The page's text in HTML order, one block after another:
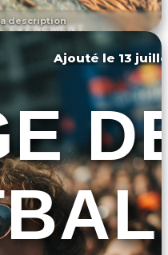
description
Ajouté le 13